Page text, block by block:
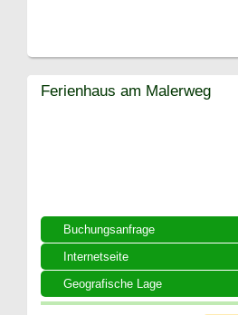
Buchungsanfrage
Internetseite
Geografische Lage
Ferienhaus am Malerweg